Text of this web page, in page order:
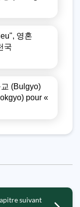
영혼
국
(Bulgyo)
pour «
suivant